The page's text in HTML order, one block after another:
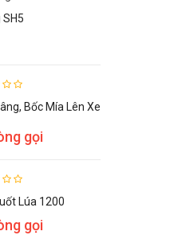
SH5
Bốc Mía Lên Xe
gọi
Lúa 1200
gọi